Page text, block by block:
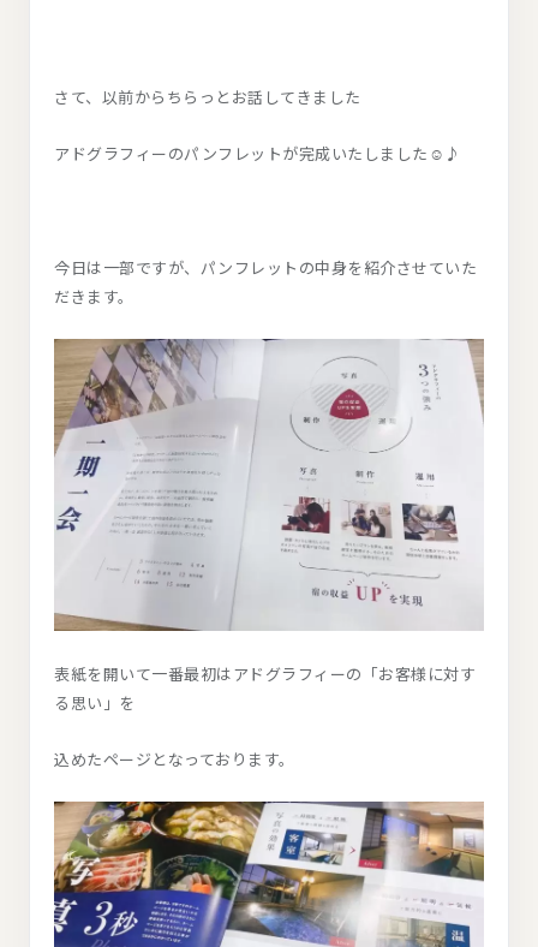
さて、以前からちらっとお話してきました
アドグラフィーのパンフレットが完成いたしました☺♪
今日は一部ですが、パンフレットの中身を紹介させていた
だきます。
表紙を開いて一番最初はアドグラフィーの「お客様に対す
る思い」を
込めたページとなっております。